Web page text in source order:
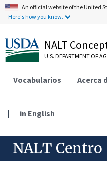
An official website of the United
Here's how you know.
NALT
U.S. DEPARTMENT OF
Vocabularios Acerca
| in English
NALT Centro